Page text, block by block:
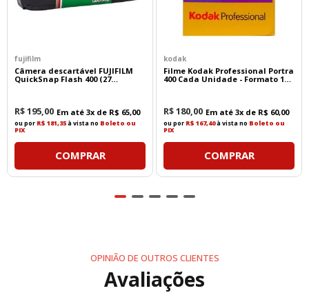
fujifilm
Câmera descartável FUJIFILM
QuickSnap Flash 400 (27
R$195,00 Em até 3x de R$ 65,00
ou por R$ 181,35à vista no Boleto ou
PIX
COMPRAR
kodak
Filme Kodak Professional Portra
400 Cada Unidade - Formato 135
R$180,00 Em até 3x de R$ 60,00
ou por R$ 167,40à vista no Boleto ou
PIX
COMPRAR
OPINIÃO DE OUTROS CLIENTES
Avaliações